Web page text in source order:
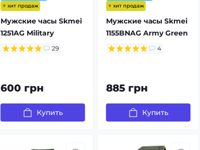
⭐ хит продаж
Мужские часы Skmei
1251AG Military
29
600 грн
Купить
⭐ хит продаж
Мужские часы Skmei
1155BNAG Army Green
4
885 грн
Купить